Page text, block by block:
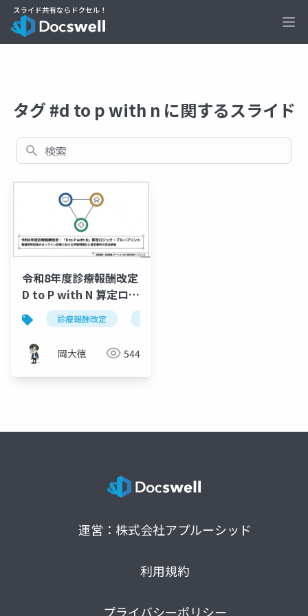
タグ #d to p with n に関するスライド
検索
令和8年度診療報酬改定
D to P with N 算定ロジ
ック・ブループリント
｜看護師等同席オンラ
イン診療の評価明確化
を完全解説
診療報酬改定
岡大徳 544
運営：株式会社アプルーシッド
利用規約
プライバシーポリシー